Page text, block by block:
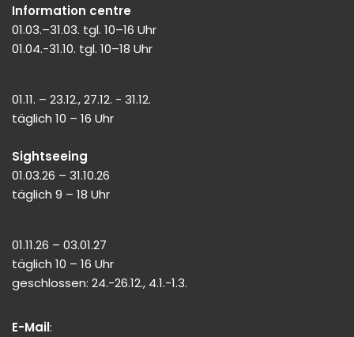
Information centre
01.03.–31.03. tgl. 10–16 Uhr
01.04.-31.10. tgl. 10–18 Uhr
01.11. – 23.12., 27.12. - 31.12.
täglich 10 – 16 Uhr
Sightseeing
01.03.26 – 31.10.26
täglich 9 – 18 Uhr
01.11.26 – 03.01.27
täglich 10 – 16 Uhr
geschlossen: 24.-26.12., 4.1.-1.3.
E-Mail: